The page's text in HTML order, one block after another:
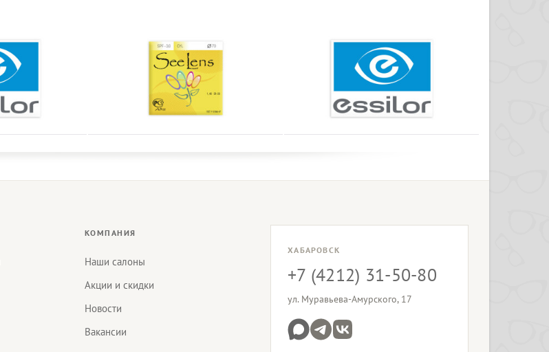
КОМПАНИЯ
Наши салоны
Акции и скидки
Новости
Вакансии
ХАБАРОВСК
+7 (4212) 31-50-80
ул. Муравьева-Амурского, 17